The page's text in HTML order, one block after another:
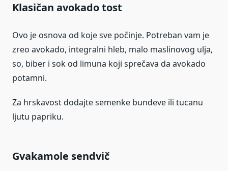
Klasičan avokado tost
Ovo je osnova od koje sve počinje. Potreban vam je
zreo avokado, integralni hleb, malo maslinovog ulja,
so, biber i sok od limuna koji sprečava da avokado
potamni.
Za hrskavost dodajte semenke bundeve ili tucanu
ljutu papriku.
Gvakamole sendvič